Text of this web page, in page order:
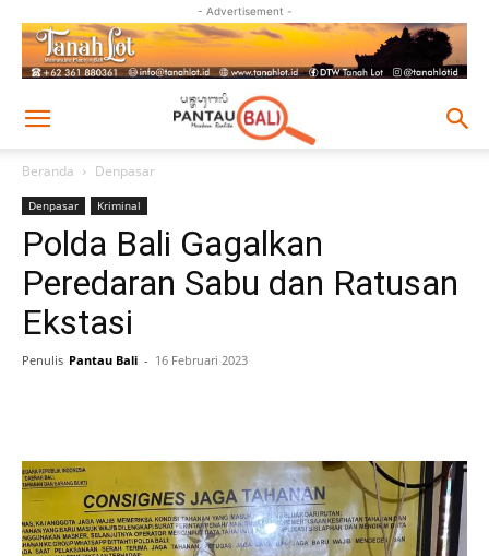
- Advertisement -
Beranda Denpasar
Denpasar Kriminal
Polda Bali Gagalkan
Peredaran Sabu dan Ratusan
Ekstasi
Penulis Pantau Bali - 16 Februari 2023